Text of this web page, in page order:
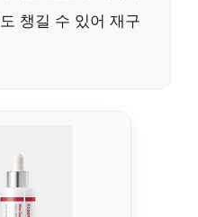
챙길 수 있어 재구